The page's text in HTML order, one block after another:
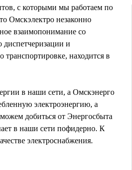
с которыми мы работаем по
Омскэлектро незаконно
взаимопонимание со
диспетчеризации и
находится в
в наши сети, а Омскэнерго
электроэнергию, а
добиться от Энергосбыта
в наши сети пофидерно. К
электроснабжения.